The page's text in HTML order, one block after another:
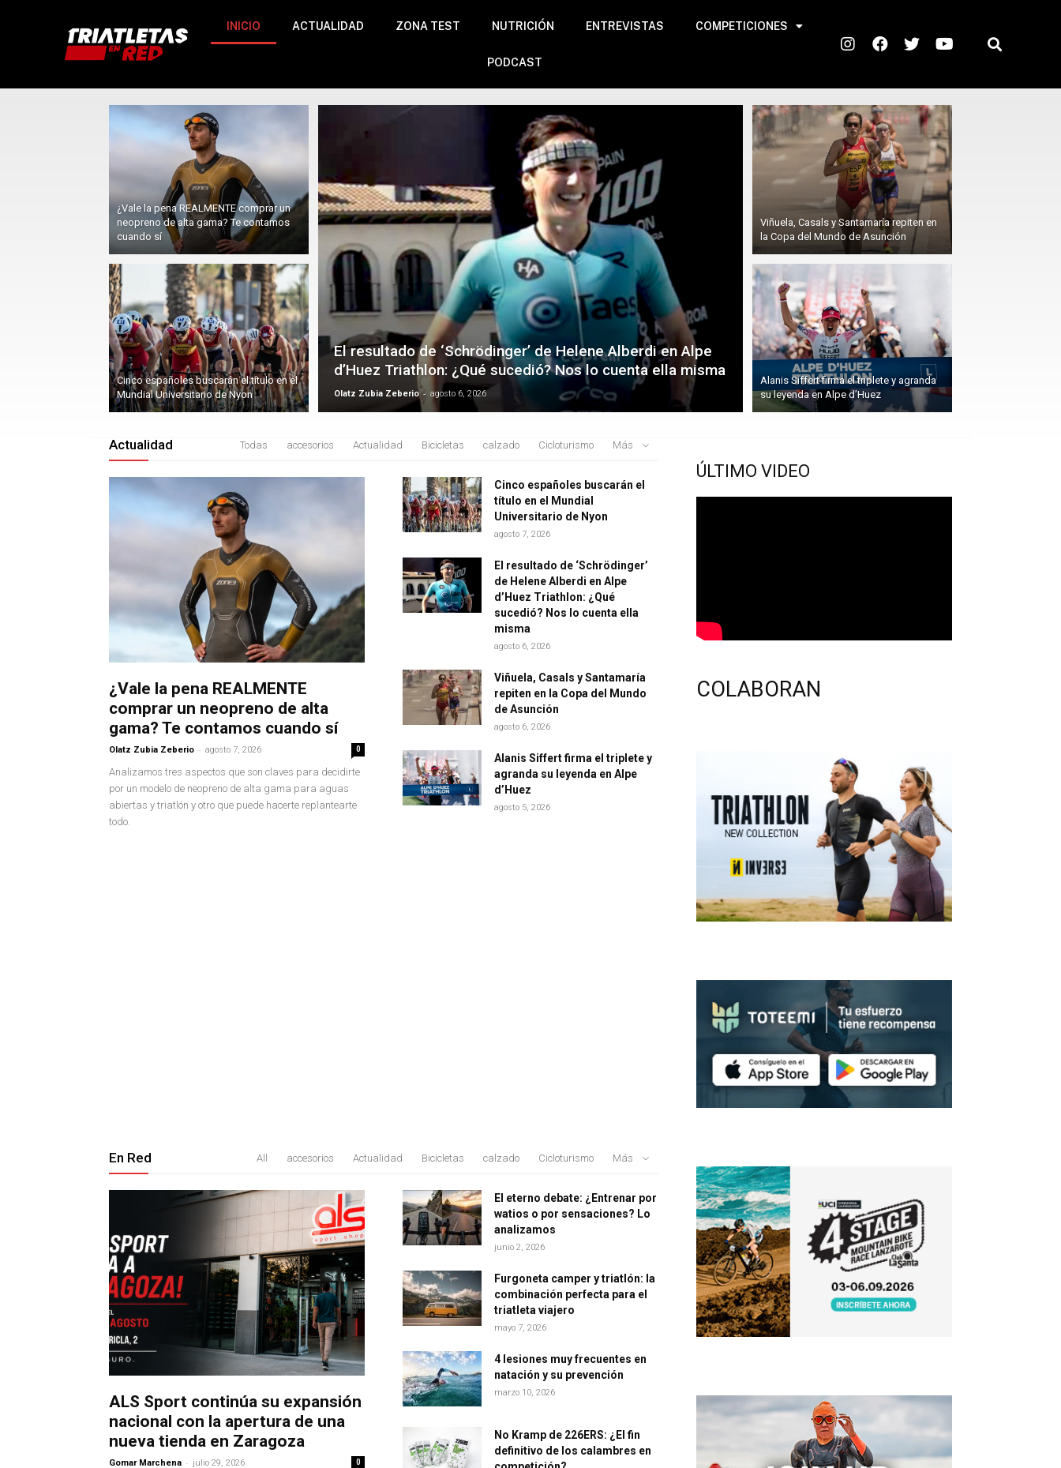
INICIO ACTUALIDAD ZONA TEST NUTRICIÓN ENTREVISTAS COMPETICIONES
PODCAST
¿Vale la pena REALMENTE comprar un
neopreno de alta gama? Te contamos
cuando sí
Cinco españoles buscarán el título en el
Mundial Universitario de Nyon
El resultado de ‘Schrödinger’ de Helene Alberdi en Alpe
d’Huez Triathlon: ¿Qué sucedió? Nos lo cuenta ella misma
Olatz Zubia Zeberio - agosto 6, 2026
Viñuela, Casals y Santamaría repiten en
la Copa del Mundo de Asunción
Alanis Siffert firma el triplete y agranda
su leyenda en Alpe d’Huez
Actualidad Todas accesorios Actualidad Bicicletas calzado Cicloturismo Más
¿Vale la pena REALMENTE
comprar un neopreno de alta
gama? Te contamos cuando sí
Olatz Zubia Zeberio - agosto 7, 2026 0
Analizamos tres aspectos que son claves para decidirte
por un modelo de neopreno de alta gama para aguas
abiertas y triatlón y otro que puede hacerte replantearte
todo.
Cinco españoles buscarán el
título en el Mundial
Universitario de Nyon
agosto 7, 2026
El resultado de ‘Schrödinger’
de Helene Alberdi en Alpe
d’Huez Triathlon: ¿Qué
sucedió? Nos lo cuenta ella
misma
agosto 6, 2026
Viñuela, Casals y Santamaría
repiten en la Copa del Mundo
de Asunción
agosto 6, 2026
Alanis Siffert firma el triplete y
agranda su leyenda en Alpe
d’Huez
agosto 5, 2026
En Red All accesorios Actualidad Bicicletas calzado Cicloturismo Más
ALS Sport continúa su expansión
nacional con la apertura de una
nueva tienda en Zaragoza
Gomar Marchena - julio 29, 2026 0
El eterno debate: ¿Entrenar por
watios o por sensaciones? Lo
analizamos
junio 2, 2026
Furgoneta camper y triatlón: la
combinación perfecta para el
triatleta viajero
mayo 7, 2026
4 lesiones muy frecuentes en
natación y su prevención
marzo 10, 2026
No Kramp de 226ERS: ¿El fin
definitivo de los calambres en
ÚLTIMO VIDEO
COLABORAN